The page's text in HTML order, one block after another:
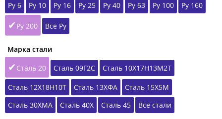
Ру 6
Ру 10 Ру 16 Ру 25 Ру 40 Ру 63 Ру 100 Ру 160
Ру 200 Все Ру
Марка стали
Сталь 20
Сталь 09Г2С Сталь 10Х17Н13М2Т
Сталь 12Х18Н10Т Сталь 13ХФА
Сталь 15Х5М
Сталь 30ХМА
Сталь 40Х Сталь 45 Все стали